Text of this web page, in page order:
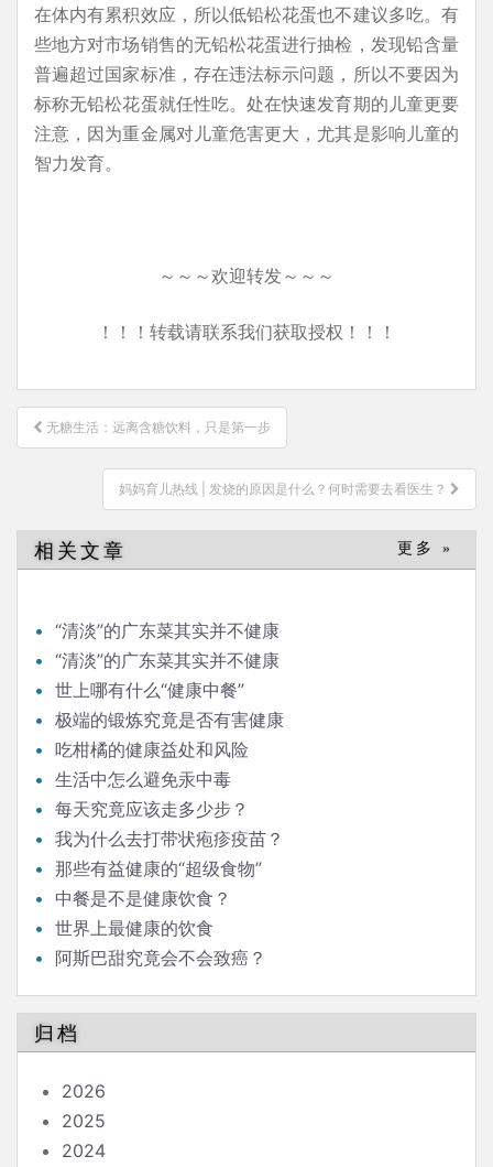
在体内有累积效应，所以低铅松花蛋也不建议多吃。有
些地方对市场销售的无铅松花蛋进行抽检，发现铅含量
普遍超过国家标准，存在违法标示问题，所以不要因为
标称无铅松花蛋就任性吃。处在快速发育期的儿童更要
注意，因为重金属对儿童危害更大，尤其是影响儿童的
智力发育。
～～～欢迎转发～～～
！！！转载请联系我们获取授权！！！
文
章
无糖生活：远离含糖饮料，只是第一步
妈妈育儿热线 | 发烧的原因是什么？何时需要去看医生？
相关文章 更多 »
“清淡”的广东菜其实并不健康
“清淡”的广东菜其实并不健康
世上哪有什么“健康中餐”
极端的锻炼究竟是否有害健康
吃柑橘的健康益处和风险
生活中怎么避免汞中毒
每天究竟应该走多少步？
我为什么去打带状疱疹疫苗？
那些有益健康的“超级食物”
中餐是不是健康饮食？
世界上最健康的饮食
阿斯巴甜究竟会不会致癌？
归档
2026
2025
2024